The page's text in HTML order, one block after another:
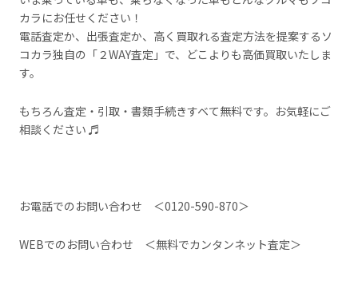
カラにお任せください！
電話査定か、出張査定か、高く買取れる査定方法を提案するソ
コカラ独自の「２WAY査定」で、どこよりも高価買取いたしま
す。
もちろん査定・引取・書類手続きすベて無料です。お気軽にご
相談ください ♬
お電話でのお問い合わせ ＜0120-590-870＞
WEBでのお問い合わせ ＜無料でカンタンネット査定＞